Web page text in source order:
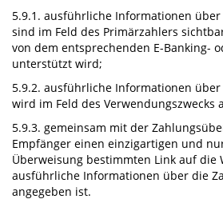
5.9.1. ausführliche Informationen
sind im Feld des Primärzahlers
von dem entsprechenden E-Banking-
unterstützt wird;
5.9.2. ausführliche Informationen
wird im Feld des Verwendungszwecks
5.9.3. gemeinsam mit der
Empfänger einen einzigartigen und
Überweisung bestimmten Link auf die
ausführliche Informationen über die
angegeben ist.